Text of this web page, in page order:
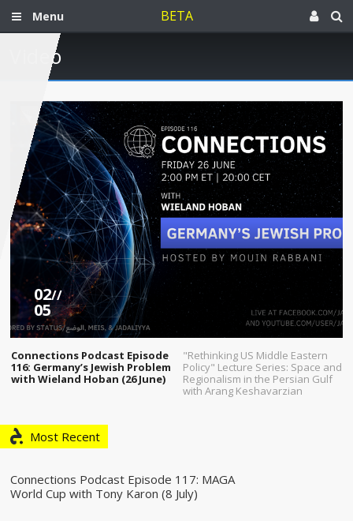
Menu BETA
Video
02//
05
Connections Podcast Episode
116: Germany’s Jewish Problem
with Wieland Hoban (26 June)
"Rethinking US Middle Eastern
Policy" Lecture Series: Space and
Regionalism in the Persian Gulf
with Arang Keshavarzian
Most Recent
Connections Podcast Episode 117: MAGA
World Cup with Tony Karon (8 July)